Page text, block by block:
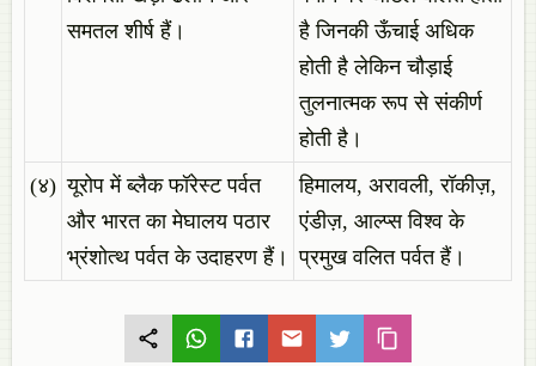
समतल शीर्ष हैं।
है जिनकी ऊँचाई अधिक
होती है लेकिन चौड़ाई
तुलनात्मक रूप से संकीर्ण
होती है।
(४) यूरोप में ब्लैक फॉरेस्ट पर्वत
और भारत का मेघालय पठार
भ्रंशोत्थ पर्वत के उदाहरण हैं।
हिमालय, अरावली, रॉकीज़,
एंडीज़, आल्प्स विश्व के
प्रमुख वलित पर्वत हैं।